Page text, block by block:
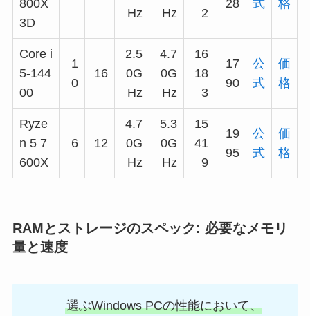
800X
3D
Hz
Hz
2
28
式
格
Core i
5-144
00
1
0
16
2.5
0G
Hz
4.7
0G
Hz
16
18
3
17
90
公
式
価
格
Ryze
n 5 7
600X
6 12
4.7
0G
Hz
5.3
0G
Hz
15
41
9
19
95
公
式
価
格
RAMとストレージのスペック: 必要なメモリ
量と速度
選ぶWindows PCの性能において、